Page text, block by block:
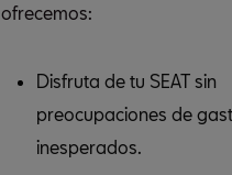
ofrecemos:
Disfruta de tu SEAT sin
preocupaciones de
inesperados.